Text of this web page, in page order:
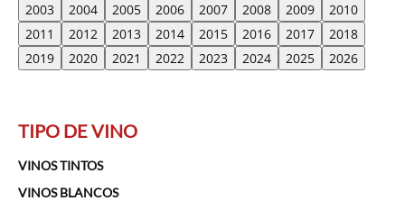
2003 2004 2005 2006 2007 2008 2009
2010
2011
2012 2013 2014 2015 2016 2017
2018
2019
2020 2021 2022 2023 2024 2025 2026
TIPO DE VINO
VINOS TINTOS
VINOS BLANCOS